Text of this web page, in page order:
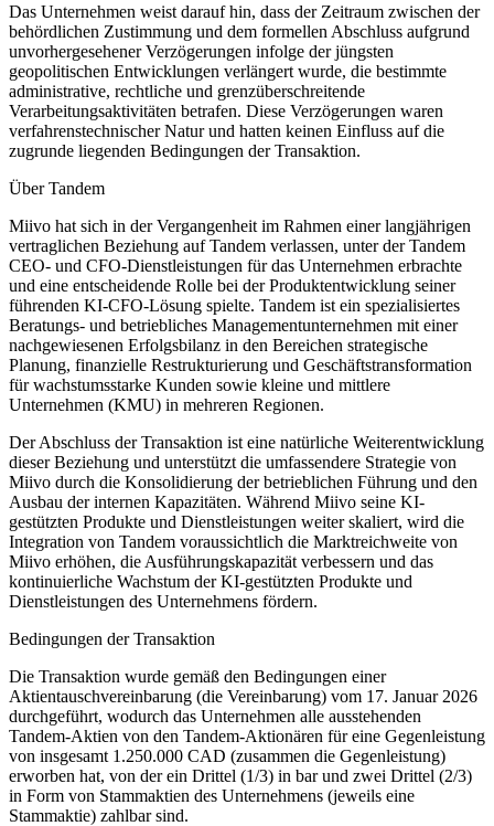
Das Unternehmen weist darauf hin, dass der Zeitraum zwischen der
behördlichen Zustimmung und dem formellen Abschluss aufgrund
unvorhergesehener Verzögerungen infolge der jüngsten
geopolitischen Entwicklungen verlängert wurde, die bestimmte
administrative, rechtliche und grenzüberschreitende
Verarbeitungsaktivitäten betrafen. Diese Verzögerungen waren
verfahrenstechnischer Natur und hatten keinen Einfluss auf die
zugrunde liegenden Bedingungen der Transaktion.
Über Tandem
Miivo hat sich in der Vergangenheit im Rahmen einer langjährigen
vertraglichen Beziehung auf Tandem verlassen, unter der Tandem
CEO- und CFO-Dienstleistungen für das Unternehmen erbrachte
und eine entscheidende Rolle bei der Produktentwicklung seiner
führenden KI-CFO-Lösung spielte. Tandem ist ein spezialisiertes
Beratungs- und betriebliches Managementunternehmen mit einer
nachgewiesenen Erfolgsbilanz in den Bereichen strategische
Planung, finanzielle Restrukturierung und Geschäftstransformation
für wachstumsstarke Kunden sowie kleine und mittlere
Unternehmen (KMU) in mehreren Regionen.
Der Abschluss der Transaktion ist eine natürliche Weiterentwicklung
dieser Beziehung und unterstützt die umfassendere Strategie von
Miivo durch die Konsolidierung der betrieblichen Führung und den
Ausbau der internen Kapazitäten. Während Miivo seine KI-
gestützten Produkte und Dienstleistungen weiter skaliert, wird die
Integration von Tandem voraussichtlich die Marktreichweite von
Miivo erhöhen, die Ausführungskapazität verbessern und das
kontinuierliche Wachstum der KI-gestützten Produkte und
Dienstleistungen des Unternehmens fördern.
Bedingungen der Transaktion
Die Transaktion wurde gemäß den Bedingungen einer
Aktientauschvereinbarung (die Vereinbarung) vom 17. Januar 2026
durchgeführt, wodurch das Unternehmen alle ausstehenden
Tandem-Aktien von den Tandem-Aktionären für eine Gegenleistung
von insgesamt 1.250.000 CAD (zusammen die Gegenleistung)
erworben hat, von der ein Drittel (1/3) in bar und zwei Drittel (2/3)
in Form von Stammaktien des Unternehmens (jeweils eine
Stammaktie) zahlbar sind.